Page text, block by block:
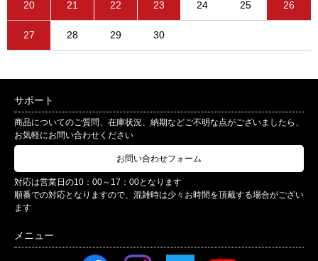
20 21 22 23 24 25 26
27 28 29 30
サポート
商品についてのご質問、在庫状況、納期などご不明な点がございましたら、
お気軽にお問い合わせください
お問い合わせフォーム
対応は営業日の10：00～17：00となります
順番での対応となりますので、混雑時は少々お時間を頂戴する場合がござい
ます